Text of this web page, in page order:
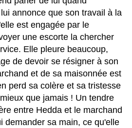
annonce que son travail à la
est engagée par le
une escorte la chercher
Elle pleure beaucoup,
de devoir se résigner à son
et de sa maisonnée est
perd sa colère et sa tristesse
que jamais ! Un tendre
entre Hedda et le marchand
demander sa main, ce qu'elle